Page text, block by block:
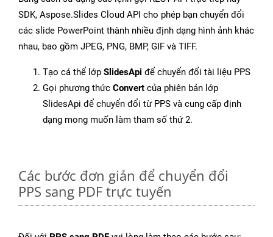
SDK, Aspose.Slides Cloud API cho phép bạn chuyển đổi
các slide PowerPoint thành nhiều định dạng hình ảnh khác
nhau, bao gồm JPEG, PNG, BMP, GIF và TIFF.
Tạo cá thể lớp SlidesApi để chuyển đổi tài liệu PPS
Gọi phương thức Convert của phiên bản lớp
SlidesApi để chuyển đổi từ PPS và cung cấp định
dạng mong muốn làm tham số thứ 2.
Các bước đơn giản để chuyển đổi
PPS sang PDF trực tuyến